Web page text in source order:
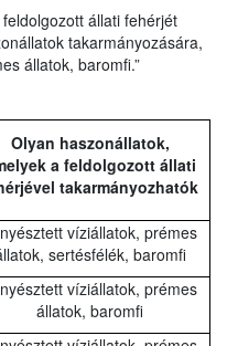
állati fehérjét
takarmányozására,
állatok, baromfi.”
Olyan haszonállatok,
a feldolgozott állati
takarmányozhatók
víziállatok, prémes
sertésfélék, baromfi
víziállatok, prémes
állatok, baromfi